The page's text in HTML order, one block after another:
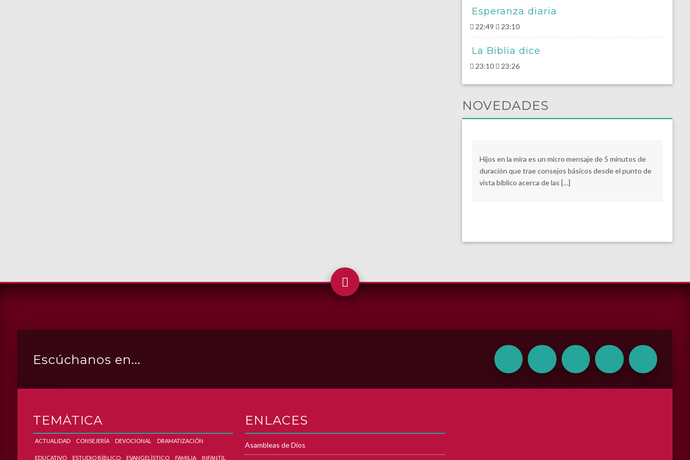
Esperanza diaria
22:49 23:10
La Biblia dice
23:10 23:26
NOVEDADES
Hijos en la mira es un micro mensaje de 5 minutos de
duración que trae consejos básicos desde el punto de
vista bíblico acerca de las […]
Escúchanos en...
TEMÁTICA
ACTUALIDAD CONSEJERÍA DEVOCIONAL DRAMATIZACIÓN
EDUCATIVO ESTUDIO BÍBLICO EVANGELÍSTICO FAMILIA INFANTIL
ENLACES
Asambleas de Dios